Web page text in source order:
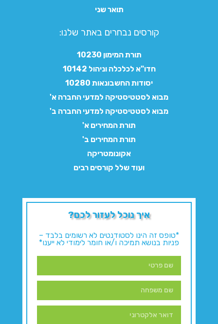
תואר שני
קורסים נבחרים באתר שלנו:​
תורת המימון 10230
חדו"א לכלכלה וניהול 10142
יסודות החשבונאות 10280
מבוא לסטטיסטיקה למדעי החברה א'
מבוא לסטטיסטיקה למדעי החברה ב'
תורת המחירים א'
תורת המחירים ב'
אקונומטריקה
ועוד שלל קורסים רבים
איך נוכל לעזור לכם?
*טופס זה הינו לסטודנטים לא רשומים בלבד –
פניות בנושא תמיכה ו/או חומר לימודי לא ייענו*